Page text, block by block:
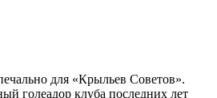
для «Крыльев Советов».
голеадор клуба последних лет